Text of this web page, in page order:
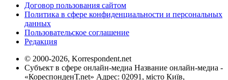
Договор пользования сайтом
Политика в сфере конфиденциальности и персональных
данных
Пользовательское соглашение
Редакция
© 2000-2026, Korrespondent.net
Субъект в сфере онлайн-медиа Название онлайн-медиа -
«КореспонденТ.net» Адрес: 02091, місто Київ,